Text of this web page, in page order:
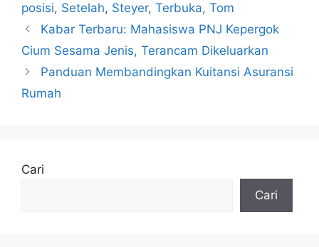
posisi, Setelah, Steyer, Terbuka, Tom
Kabar Terbaru: Mahasiswa PNJ Kepergok
Cium Sesama Jenis, Terancam Dikeluarkan
Panduan Membandingkan Kuitansi Asuransi
Rumah
Cari
Cari